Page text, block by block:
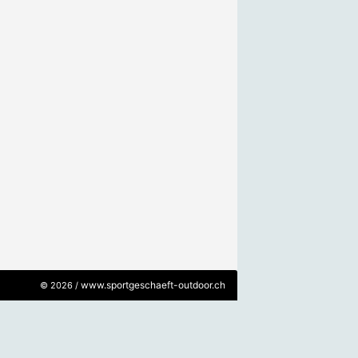
© 2026 / www.sportgeschaeft-outdoor.ch